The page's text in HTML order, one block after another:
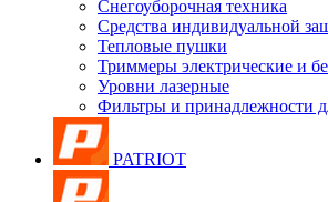
Снегоуборочная техника
Средства индивидуальной
Тепловые пушки
Триммеры электрические и
Уровни лазерные
Фильтры и принадлежности
PATRIOT